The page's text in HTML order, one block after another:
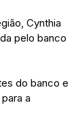
Cynthia
pelo banco
do banco e
a